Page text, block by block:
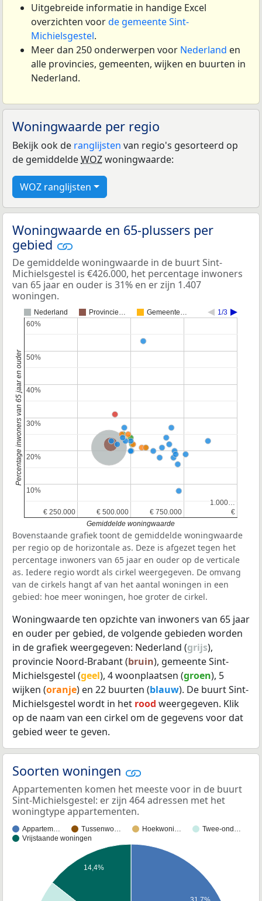
Uitgebreide informatie in handige Excel
overzichten voorde gemeente Sint-
Michielsgestel.
Meer dan 250 onderwerpen voor Nederland en
alle provincies, gemeenten, wijken en buurten in
Nederland.
Woningwaarde per regio
Bekijk ook de ranglijsten van regio's gesorteerd op
de gemiddeldeWOZwoningwaarde:
WOZ ranglijsten
Woningwaarde en 65-plussers per
gebied
De gemiddelde woningwaarde in de buurt Sint-
Michielsgestel is €426.000, het percentage inwoners
van 65 jaar en ouder is 31% en er zijn 1.407
woningen.
Nederland Provincie… Gemeente… 1/3
Nederland
Provincie Noord-Brabant
€ 250.000
€ 250.000 € 500.000
€ 500.000 € 750.000
€ 750.000 €
€
1.000…
1.000…
10%
10%
20%
20%
30%
30%
40%
40%
50%
50%
60%
60%
Gemiddelde woningwaarde
Percentage inwoners van 65 jaar en ouder
Bovenstaande grafiek toont de gemiddelde woningwaarde
per regio op de horizontale as. Deze is afgezet tegen het
percentage inwoners van 65 jaar en ouder op de verticale
as. Iedere regio wordt als cirkel weergegeven. De omvang
van de cirkels hangt af van het aantal woningen in een
gebied: hoe meer woningen, hoe groter de cirkel.
Woningwaarde ten opzichte van inwoners van 65 jaar
en ouder per gebied, de volgende gebieden worden
in de grafiek weergegeven: Nederland (grijs),
provincie Noord-Brabant (bruin), gemeente Sint-
Michielsgestel (geel), 4 woonplaatsen (groen), 5
wijken (oranje) en 22 buurten (blauw). De buurt Sint-
Michielsgestel wordt in het rood weergegeven. Klik
op de naam van een cirkel om de gegevens voor dat
gebied weer te geven.
Soorten woningen
Appartementen komen het meeste voor in de buurt
Sint-Michielsgestel: er zijn 464 adressen met het
woningtype appartementen.
Appartem… Tussenwo… Hoekwoni…
Twee-ond…
Vrijstaande woningen
14,4%